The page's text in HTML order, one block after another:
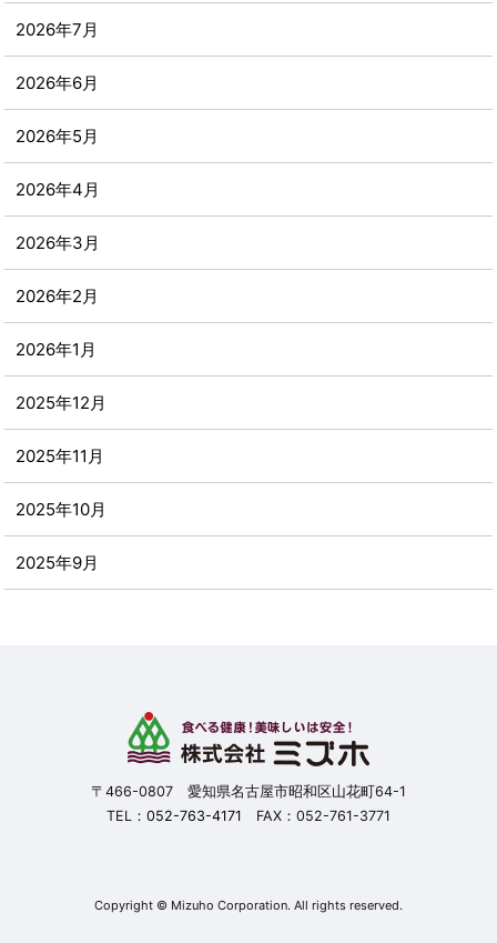
2026年7月
2026年6月
2026年5月
2026年4月
2026年3月
2026年2月
2026年1月
2025年12月
2025年11月
2025年10月
2025年9月
〒466-0807 愛知県名古屋市昭和区山花町64-1
TEL： 052-763-4171 FAX：052-761-3771
Copyright © Mizuho Corporation. All rights reserved.